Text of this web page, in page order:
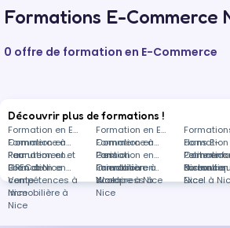
Formations E-Commerce
0 offre de formation en E-Commerce
Découvrir plus de formations !
Formation en E-
Commerce à
Pau
Formation en E-
Commerce à
Paris
dans E-
distance
Formation en
Recrutement et
GPEC à Nice
Formation en
Gestion
immobilière à
Nice
Formation
Petite
Nice
Formation en
Bilan de
compétences à
Nice
Formation en
Orientation
scolaire à Nice
Nice
Formation en
Vente
immobilière à
Nice
Formation en
Wordpress à
Nice
Excel à